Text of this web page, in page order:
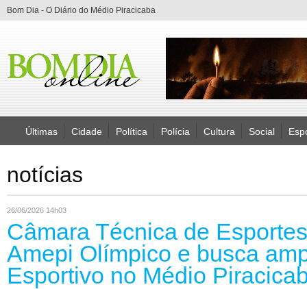
Bom Dia - O Diário do Médio Piracicaba
Últimas Cidade Política Polícia Cultura Social
notícias
26/06/2026 14h03
Câmara Técnica de
Amepi Olímpico e busca
Esportivo no Médio